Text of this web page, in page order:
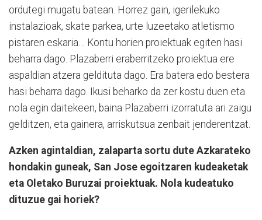
ordutegi mugatu batean. Horrez gain, igerilekuko
instalazioak, skate parkea, urte luzeetako atletismo
pistaren eskaria… Kontu horien proiektuak egiten hasi
beharra dago. Plazaberri eraberritzeko proiektua ere
aspaldian atzera geldituta dago. Era batera edo bestera
hasi beharra dago. Ikusi beharko da zer kostu duen eta
nola egin daitekeen, baina Plazaberri izorratuta ari zaigu
gelditzen, eta gainera, arriskutsua zenbait jenderentzat.
Azken agintaldian, zalaparta sortu dute Azkarateko
hondakin guneak, San Jose egoitzaren kudeaketak
eta Oletako Buruzai proiektuak. Nola kudeatuko
dituzue gai horiek?